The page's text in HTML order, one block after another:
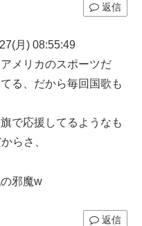
返信
月) 08:55:49
メリカのスポーツだ
る、だから毎回国歌も
で応援してるようなも
らさ、
邪魔w
返信